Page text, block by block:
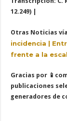
12.249) |
Otras Noticias
incidencia |
frente a la
Gracias por 📱
publicaciones
generadores de